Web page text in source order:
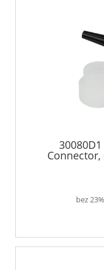
Ferrule,
bez